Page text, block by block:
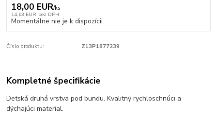
18,00 EUR/ks
14,63 EUR bez DPH
Momentálne nie je k dispozícii
Číslo produktu: Z13P1877239
Kompletné špecifikácie
Detská druhá vrstva pod bundu. Kvalitný rychloschnúci a
dýchajúci material.